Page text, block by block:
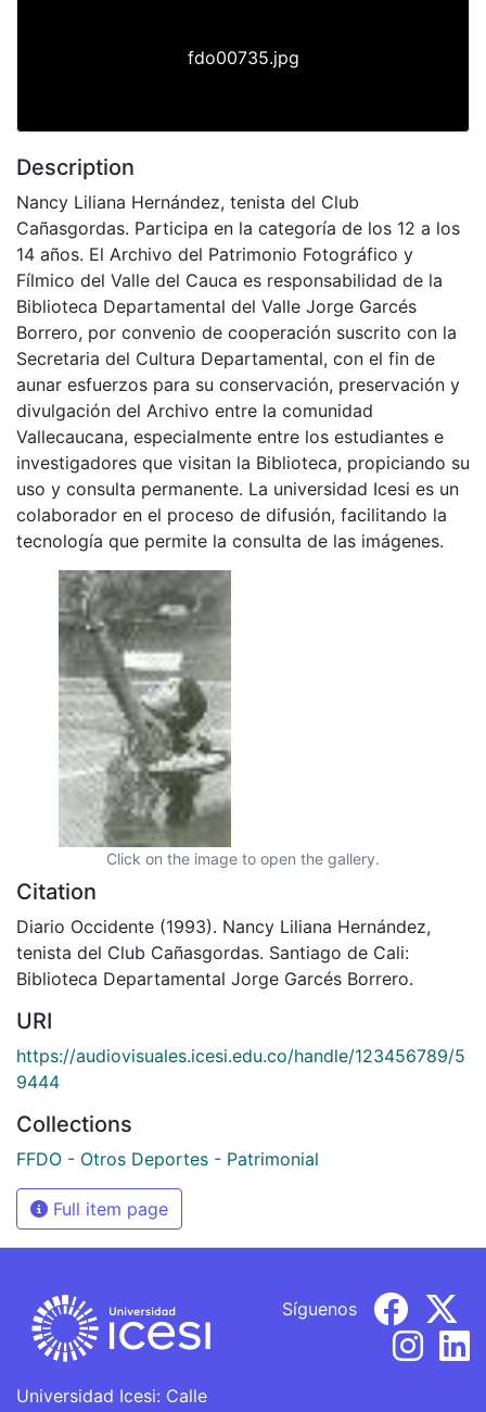
fdo00735.jpg
Description
Nancy Liliana Hernández, tenista del Club
Cañasgordas. Participa en la categoría de los 12 a los
14 años. El Archivo del Patrimonio Fotográfico y
Fílmico del Valle del Cauca es responsabilidad de la
Biblioteca Departamental del Valle Jorge Garcés
Borrero, por convenio de cooperación suscrito con la
Secretaria del Cultura Departamental, con el fin de
aunar esfuerzos para su conservación, preservación y
divulgación del Archivo entre la comunidad
Vallecaucana, especialmente entre los estudiantes e
investigadores que visitan la Biblioteca, propiciando su
uso y consulta permanente. La universidad Icesi es un
colaborador en el proceso de difusión, facilitando la
tecnología que permite la consulta de las imágenes.
Click on the image to open the gallery.
Citation
Diario Occidente (1993). Nancy Liliana Hernández,
tenista del Club Cañasgordas. Santiago de Cali:
Biblioteca Departamental Jorge Garcés Borrero.
URI
https://audiovisuales.icesi.edu.co/handle/123456789/5
9444
Collections
FFDO - Otros Deportes - Patrimonial
Full item page
Universidad Icesi: Calle
Síguenos